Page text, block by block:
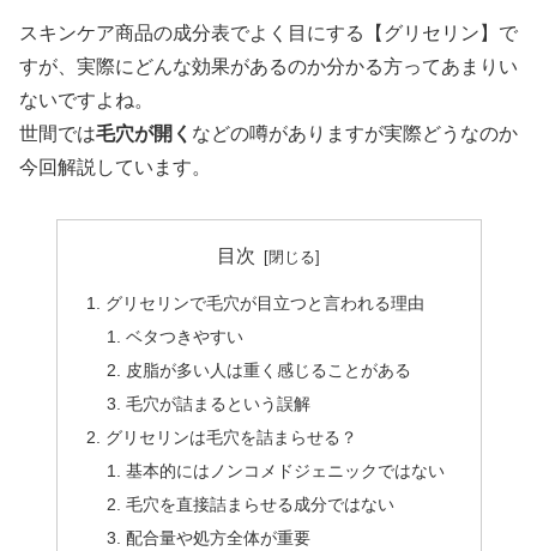
スキンケア商品の成分表でよく目にする【グリセリン】で
すが、実際にどんな効果があるのか分かる方ってあまりい
ないですよね。
世間では毛穴が開く などの噂がありますが実際どうなのか
今回解説しています。
目次
グリセリンで毛穴が目立つと言われる理由
ベタつきやすい
皮脂が多い人は重く感じることがある
毛穴が詰まるという誤解
グリセリンは毛穴を詰まらせる？
基本的にはノンコメドジェニックではない
毛穴を直接詰まらせる成分ではない
配合量や処方全体が重要